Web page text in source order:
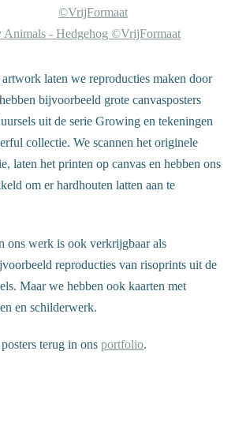
laten we reproducties maken door
bijvoorbeeld grote canvasposters
uit de serie Growing en tekeningen
collectie. We scannen het originele
laten het printen op canvas en hebben ons
om er hardhouten latten aan te
ons werk is ook verkrijgbaar als
reproducties van risoprints uit de
Maar we hebben ook kaarten met
en schilderwerk.
terug in ons portfolio.